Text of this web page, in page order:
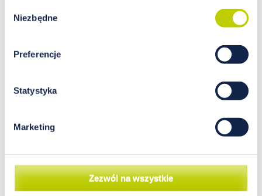
zgody
Niezbędne
Preferencje
Statystyka
Marketing
Zezwól na wszystkie
DEPRESJA A ZABURZENIA
MINERALIZACJI ORGANIZMU –
roku depresja stała się drugą przyczyną
niepełnosprawności na świecie, zaraz po
milionów ludzi na świecie, z czego w samej
tylko Polsce jest nią dotkniętych już 1,5 miliona
depresja stanowi ogromny problem, a
jednocześnie doskonały interes dla koncernów
farmaceutycznych, zarabiających miliony na